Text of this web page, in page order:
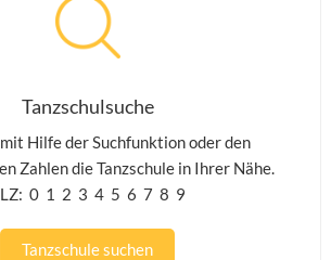
Tanzschulsuche
Hilfe der Suchfunktion oder den
Zahlen die Tanzschule in Ihrer Nähe.
0 1 2 3 4 5 6 7 8 9
Tanzschule suchen